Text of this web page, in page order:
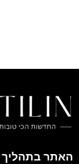
האתר בתהליך